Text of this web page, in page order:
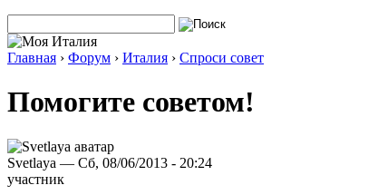
Главная › Форум › Италия › Спроси совет
Помогите советом!
Svetlaya — Сб, 08/06/2013 - 20:24
участник